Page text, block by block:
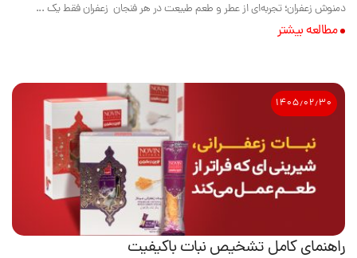
دمنوش زعفران؛ تجربه‌ای از عطر و طعم طبیعت در هر فنجان زعفران فقط یک ...
مطالعه بیشتر
۱۴۰۵٫۰۲٫۳۰
راهنمای کامل تشخیص نبات باکیفیت